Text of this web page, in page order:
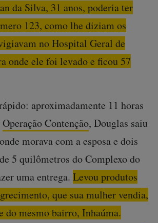
da Silva, 31 anos, poderia ter
123, como lhe diziam os
no Hospital Geral de
onde ele foi levado e ficou 57
aproximadamente 11 horas
Operação Contenção, Douglas saiu
morava com a esposa e dois
5 quilômetros do Complexo do
uma entrega. Levou produtos
que sua mulher vendia,
do mesmo bairro, Inhaúma.